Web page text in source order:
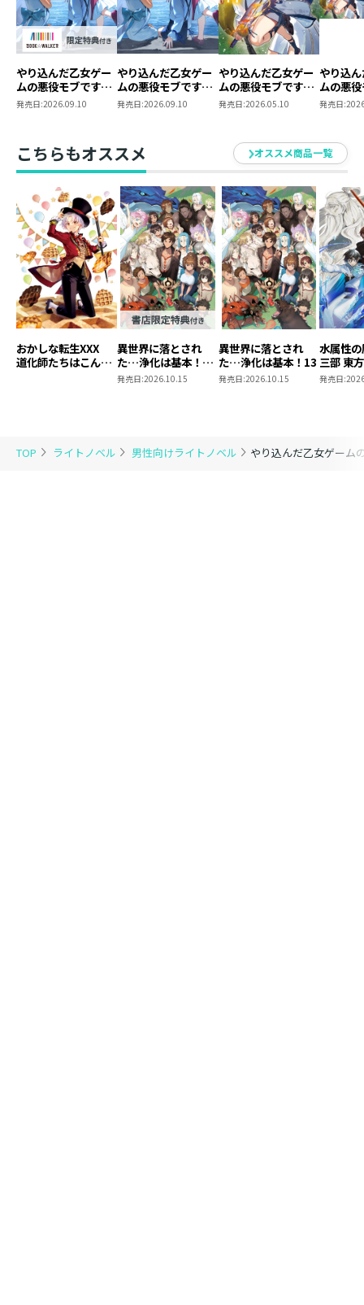
TOP ライトノベル 男性向けライトノベル やり込んだ乙女ゲーム
やり込んだ乙女ゲー
ムの悪役モブです
が、断罪は嫌なので
き】
発売日:2026.09.10
やり込んだ乙女ゲー
ムの悪役モブです
が、断罪は嫌なので
発売日:2026.09.10
やり込んだ乙女ゲー
ムの悪役モブです
が、断罪は嫌なので
発売日:2026.05.10
やり込
ムの悪
が、断
ミック
同時購
典SS付
発売日:
こちらもオススメ オススメ商品一覧
おかしな転生XXX
道化師たちはこんが
異世界に落とされ
た…浄化は基本！
13【ピッコマ限定
発売日:2026.10.15
異世界に落とされ
た…浄化は基本！13
発売日:2026.10.15
水属性
三部 東
発売日: